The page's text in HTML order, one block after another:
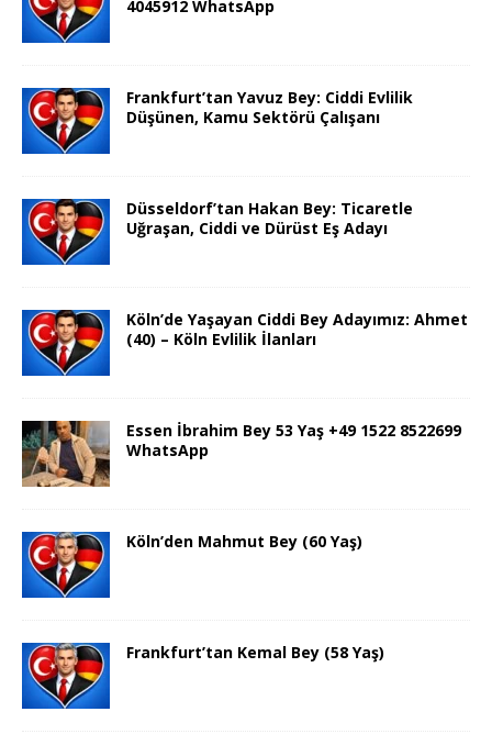
4045912 WhatsApp
Frankfurt’tan Yavuz Bey: Ciddi Evlilik
Düşünen, Kamu Sektörü Çalışanı
Düsseldorf’tan Hakan Bey: Ticaretle
Uğraşan, Ciddi ve Dürüst Eş Adayı
Köln’de Yaşayan Ciddi Bey Adayımız: Ahmet
(40) – Köln Evlilik İlanları
Essen İbrahim Bey 53 Yaş +49 1522 8522699
WhatsApp
Köln’den Mahmut Bey (60 Yaş)
Frankfurt’tan Kemal Bey (58 Yaş)